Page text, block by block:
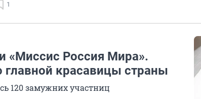
1
«Миссис Россия Мира».
красавицы страны
120 замужних участниц